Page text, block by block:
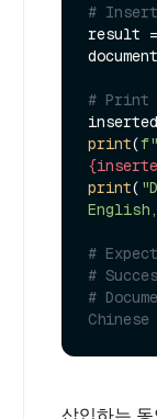
# Insert
result =
# Print
print(
print(
#
#
#
Chinese